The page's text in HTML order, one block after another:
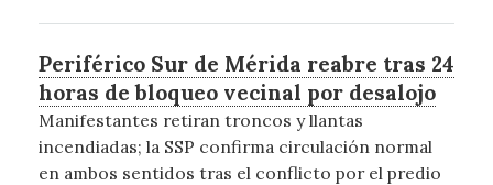
Periférico Sur de Mérida reabre tras 24
horas de bloqueo vecinal por desalojo
Manifestantes retiran troncos y llantas
incendiadas; la SSP confirma circulación normal
en ambos sentidos tras el conflicto por el predio